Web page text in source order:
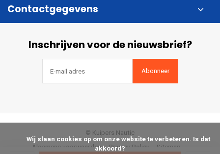
Contactgegevens
Inschrijven voor de nieuwsbrief?
Abonneer
Algemene voorwaarden Privacy Policy Sitemap
© Kuipers Nautic
akkoord?